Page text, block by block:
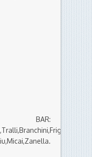
BAR: